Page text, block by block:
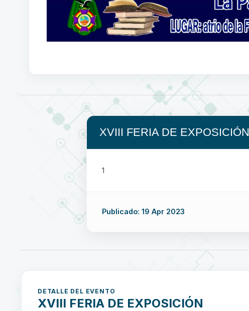
XVIII FERIA DE EXPOSICIÓN
1
Publicado: 19 Apr 2023
DETALLE DEL EVENTO
XVIII FERIA DE EXPOSICIÓN